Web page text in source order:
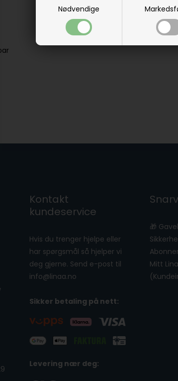
Nødvendige
Kontakt
kundeservice
Hvis du trenger hjelpe eller
har spørgsmål så hjelper vi
deg gjerne. Send e-post til
info@linaa.no
Sikker betaling på nett:
Levering nær deg:
🎁
Mitt